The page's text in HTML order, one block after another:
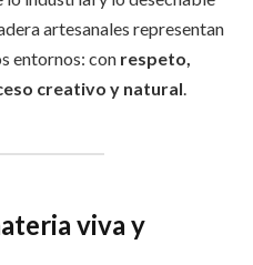
artesanales representan
entornos: con respeto,
creativo y natural.
viva y